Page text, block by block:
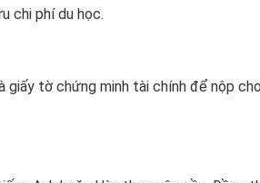
chi phí du học.
tờ chứng minh tài chính để nộp